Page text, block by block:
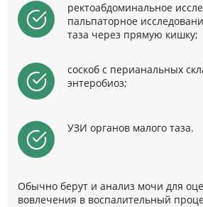
ректоабдоминальное
пальпаторное
таза через прямую кишку;
соскоб с перианальных
энтеробиоз;
УЗИ органов малого таза.
Обычно берут и анализ мочи для
вовлечения в воспалительный